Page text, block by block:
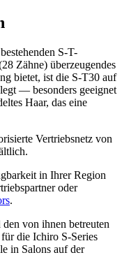
S-T-
Zähne) überzeugendes
bietet, ist die S-T30 auf
— besonders geeignet
Haar, das eine
Vertriebsnetz von
in Ihrer Region
oder
.
von ihnen betreuten
die Ichiro S-Series
in Salons auf der